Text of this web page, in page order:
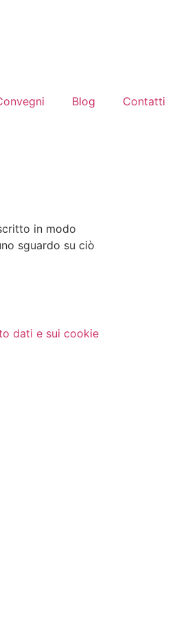
Blog Contatti
in modo
sguardo su ciò
dati e sui cookie